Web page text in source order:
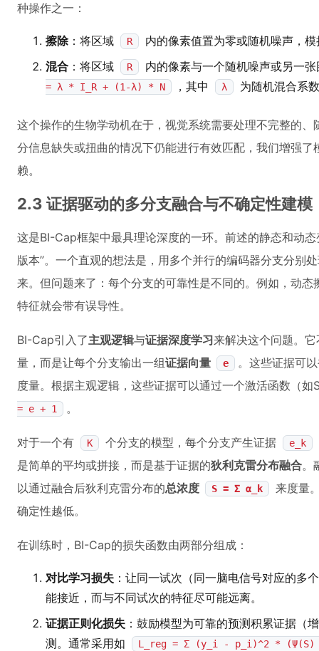
种操作之一：
擦除：将区域 R
内的像素值置为零或随机噪声，
混合 ：将区域 R 内的像素与一个随机噪声或另一
= λ * I_R + (1-λ) * N ，其中 λ 为随机混合系
这个操作的生物学动机在于，视觉系统需要处理不完整的
分信息缺失或扭曲的情况下仍能进行有效匹配，我们增强
赖。
2.3 证据驱动的多分支融合与不确定性建模
这是BI-Cap框架中最具理论深度的一环。前述的静态和动
版本”。一个直观的想法是，用多个并行的编码器分支分别
来。但问题来了：每个分支的可靠性是不同的。例如，动
特征就会带有误导性。
BI-Cap引入了主观逻辑与证据深度学习来解决这个问题。
量，而是让每个分支输出一组证据向量 e
。这些证据可
度量。根据主观逻辑，这些证据可以通过一个激活函数（
= e + 1 。
对于一个有 K 个分支的模型，每个分支产生证据 e_k
是简单的平均或拼接，而是基于证据的狄利克雷分布融合。
以通过融合后狄利克雷分布的总浓度 S = Σ α_k
来度量
确定性越低。
在训练时，BI-Cap的损失函数由两部分组成：
对比学习损失 ：让同一试次（同一脑电信号对应的多
能接近，而与不同试次的特征尽可能远离。
证据正则化损失 ：鼓励模型为可靠的预测积累证据（
测。通常采用如
L_reg = Σ (y_i - p_i)^2 *